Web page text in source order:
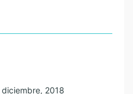
diciembre, 2018